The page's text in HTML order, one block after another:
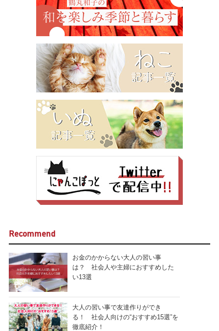
Recommend
お金のかからない大人の習い事
は？ 社会人や主婦におすすめした
い13選
大人の習い事で友達作りができ
る！ 社会人向けの“おすすめ15選”を
徹底紹介！